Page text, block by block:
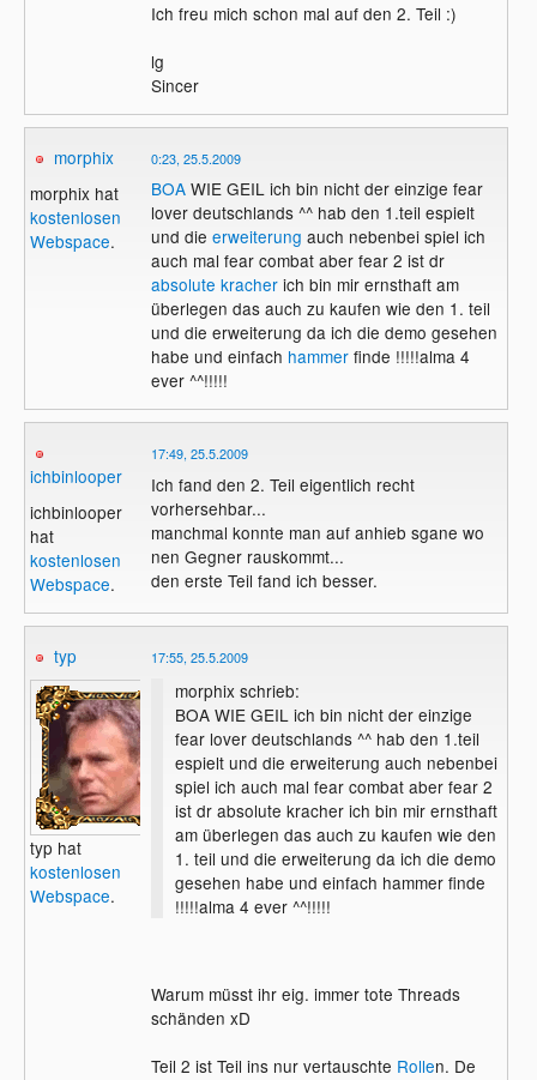
Ich freu mich schon mal auf den 2. Teil :)
lg
Sincer
morphix
morphix hat
kostenlosen
Webspace.
0:23, 25.5.2009
BOAWIE GEIL ich bin nicht der einzige fear
lover deutschlands ^^ hab den 1.teil espielt
und die erweiterung auch nebenbei spiel ich
auch mal fear combat aber fear 2 ist dr
absolute kracherich bin mir ernsthaft am
überlegen das auch zu kaufen wie den 1. teil
und die erweiterung da ich die demo gesehen
habe und einfach hammerfinde !!!!!alma 4
ever ^^!!!!!
ichbinlooper
ichbinlooper
hat
kostenlosen
Webspace.
17:49, 25.5.2009
Ich fand den 2. Teil eigentlich recht
vorhersehbar...
manchmal konnte man auf anhieb sgane wo
nen Gegner rauskommt...
den erste Teil fand ich besser.
typ
typ hat
kostenlosen
Webspace.
17:55, 25.5.2009
morphix schrieb:
BOA WIE GEIL ich bin nicht der einzige
fear lover deutschlands ^^ hab den 1.teil
espielt und die erweiterung auch nebenbei
spiel ich auch mal fear combat aber fear 2
ist dr absolute kracher ich bin mir ernsthaft
am überlegen das auch zu kaufen wie den
1. teil und die erweiterung da ich die demo
gesehen habe und einfach hammer finde
!!!!!alma 4 ever ^^!!!!!
Warum müsst ihr eig. immer tote Threads
schänden xD
Teil 2 ist Teil ins nur vertauschte Rollen. De